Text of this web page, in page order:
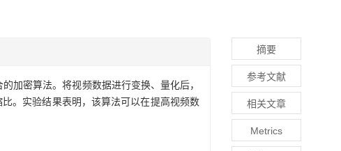
加密算法。将视频数据进行变换、量化后，
。实验结果表明，该算法可以在提高视频数
摘要
参考文献
相关文章
Metrics